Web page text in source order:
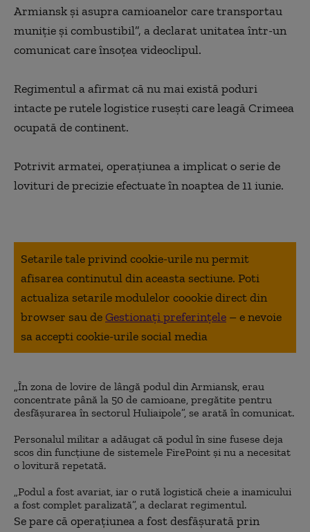
Armiansk și asupra camioanelor care transportau
muniție și combustibil”, a declarat unitatea într-un
comunicat care însoțea videoclipul.
Regimentul a afirmat că nu mai există poduri
intacte pe rutele logistice rusești care leagă Crimeea
ocupată de continent.
Potrivit armatei, operațiunea a implicat o serie de
lovituri de precizie efectuate în noaptea de 11 iunie.
Setarile tale privind cookie-urile nu permit
afisarea continutul din aceasta sectiune. Poti
actualiza setarile modulelor coookie direct din
browser sau deGestionați preferințele – e nevoie
sa accepti cookie-urile social media
„În zona de lovire de lângă podul din Armiansk, erau
concentrate până la 50 de camioane, pregătite pentru
desfășurarea în sectorul Huliaipole”, se arată în comunicat.
Personalul militar a adăugat că podul în sine fusese deja
scos din funcțiune de sistemele FirePoint și nu a necesitat
o lovitură repetată.
„Podul a fost avariat, iar o rută logistică cheie a inamicului
a fost complet paralizată”, a declarat regimentul.
Se pare că operațiunea a fost desfășurată prin